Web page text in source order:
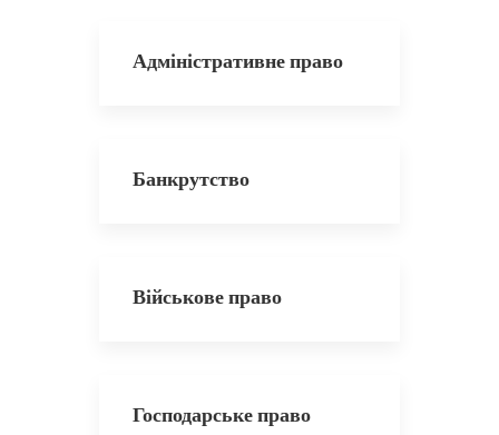
Адміністративне право
Банкрутство
Військове право
Господарське право